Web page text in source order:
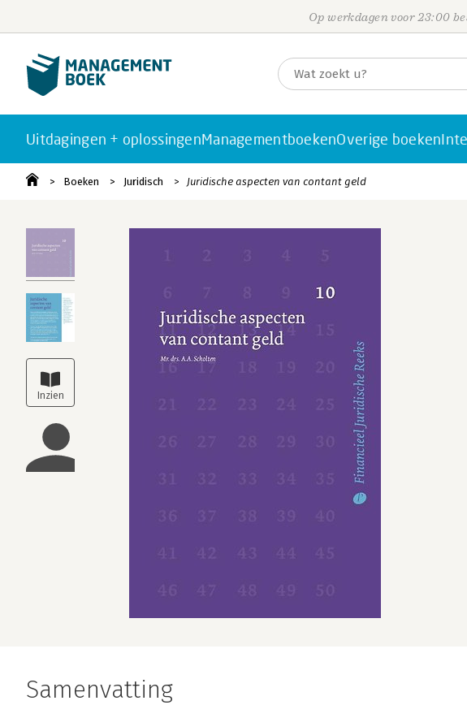
Op werkdagen voor 23:00
Uitdagingen + oplossingenManagementboekenOverige boeken
Boeken Juridisch Juridische aspecten van contant geld
Samenvatting